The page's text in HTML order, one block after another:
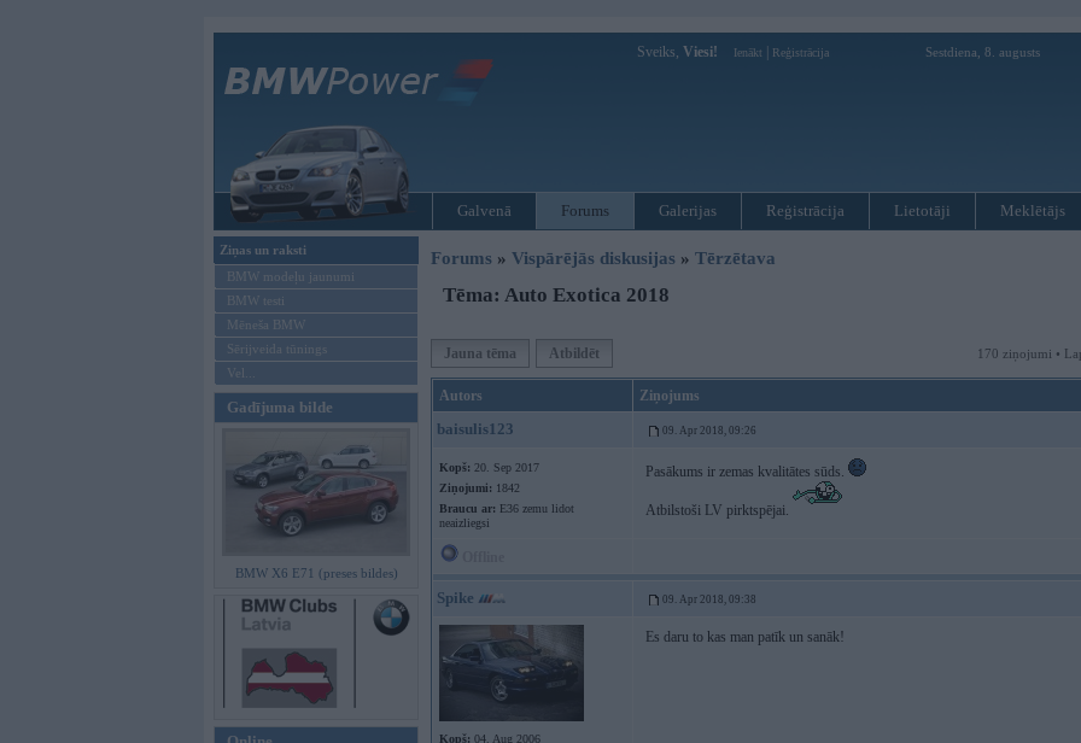
Sveiks, Viesi! Ienākt Reģistrācija Sestdiena, 8. augusts
Galvenā Forums Galerijas Reģistrācija Lietotāji Meklētājs
Ziņas un raksti
BMW modeļu jaunumi
BMW testi
Mēneša BMW
Sērijveida tūnings
Vel...
Gadījuma bilde
BMW X6 E71 (preses bildes)
Forums » Vispārējās diskusijas » Tērzētava
Tēma: Auto Exotica 2018
Jauna tēma Atbildēt 170 ziņojumi •
Autors Ziņojums
baisulis123 09. Apr 2018, 09:26
Kopš: 20. Sep 2017
Ziņojumi: 1842
Braucu ar: E36 zemu lidot
neaizliegsi
Pasākums ir zemas kvalitātes sūds.
Atbilstoši LV pirktspējai.
Spike 09. Apr 2018, 09:38
Kopš: 04. Aug 2006
Es daru to kas man patīk un sanāk!